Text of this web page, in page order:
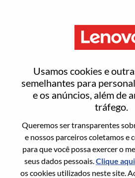
Usamos cookies e
semelhantes para
e os anúncios, além de
tráfego.
Queremos ser transparentes
e nossos parceiros coletamos e
para que você possa exercer o
seus dados pessoais.Clique aqui
os cookies utilizados neste site.
Redefinir senha
Tem certeza que deseja
Enter the email address
account, then click